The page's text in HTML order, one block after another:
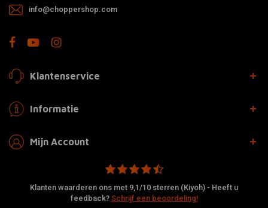
info@choppershop.com
Klantenservice
Informatie
Mijn Account
Klanten waarderen ons met 9,1/10 sterren (Kiyoh) - Heeft u
feedback? Schrijf een beoordeling!